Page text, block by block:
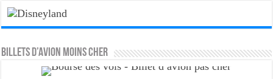
Billets d’avion moins cher